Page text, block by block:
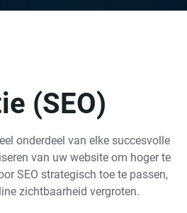
(SEO)
onderdeel van elke succesvolle
van uw website om hoger te
SEO strategisch toe te passen,
zichtbaarheid vergroten.